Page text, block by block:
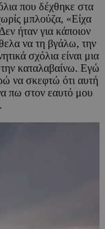
που δέχθηκε στα
μπλούζα, «Είχα
ήταν για κάποιον
να τη βγάλω, την
σχόλια είναι μια
καταλαβαίνω. Εγώ
να σκεφτώ ότι αυτή
πω στον εαυτό μου